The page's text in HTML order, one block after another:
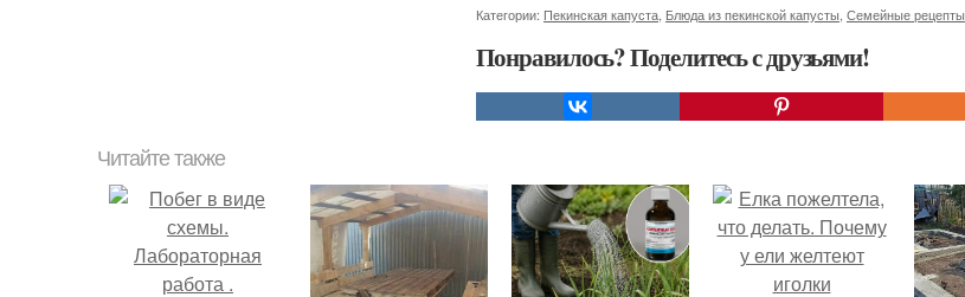
Категории: Пекинская капуста Блюда из пекинской капусты Семейные рецепты
Понравилось? Поделитесь с друзьями!
Читайте также